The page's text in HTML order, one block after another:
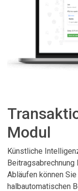
Modul
Künstliche
Beitragsabrechnung
Abläufen können
halbautomatischen